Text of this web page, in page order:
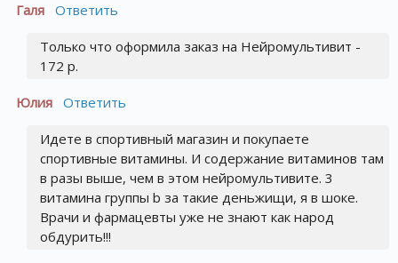
Галя Ответить
Только что оформила заказ на Нейромультивит -
172 р.
Юлия Ответить
Идете в спортивный магазин и покупаете
спортивные витамины. И содержание витаминов там
в разы выше, чем в этом нейромультивите. 3
витамина группы b за такие деньжищи, я в шоке.
Врачи и фармацевты уже не знают как народ
обдурить!!!